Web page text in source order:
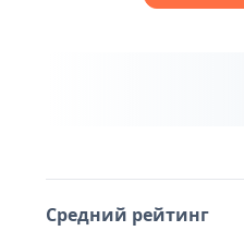
Средний рейтинг